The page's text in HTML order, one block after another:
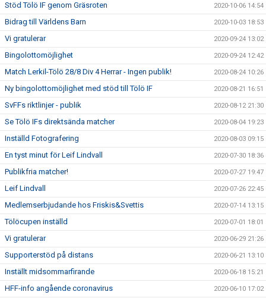
Stöd Tölö IF genom Gräsroten 2020-10-06 14:54
Bidrag till Världens Barn 2020-10-03 18:53
Vi gratulerar 2020-09-24 13:02
Bingolottomöjlighet 2020-09-24 12:42
Match Lerkil-Tölö 28/8 Div 4 Herrar - Ingen publik! 2020-08-24 10:26
Ny bingolottomöjlighet med stöd till Tölö IF 2020-08-21 16:51
SvFFs riktlinjer - publik 2020-08-12 21:30
Se Tölö IFs direktsända matcher 2020-08-04 19:23
Inställd Fotografering 2020-08-03 09:15
En tyst minut för Leif Lindvall 2020-07-30 18:36
Publikfria matcher! 2020-07-27 19:47
Leif Lindvall 2020-07-26 22:45
Medlemserbjudande hos Friskis&Svettis 2020-07-14 13:15
Tölöcupen inställd 2020-07-01 18:01
Vi gratulerar 2020-06-29 21:26
Supporterstöd på distans 2020-06-21 13:10
Inställt midsommarfirande 2020-06-18 15:21
HFF-info angående coronavirus 2020-06-10 17:02